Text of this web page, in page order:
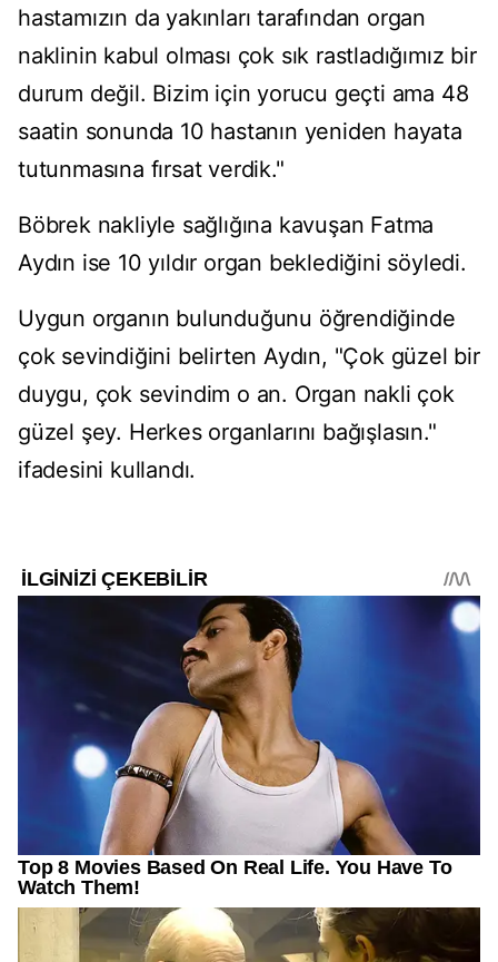
hastamızın da yakınları tarafından organ
naklinin kabul olması çok sık rastladığımız bir
durum değil. Bizim için yorucu geçti ama 48
saatin sonunda 10 hastanın yeniden hayata
tutunmasına fırsat verdik."
Böbrek nakliyle sağlığına kavuşan Fatma
Aydın ise 10 yıldır organ beklediğini söyledi.
Uygun organın bulunduğunu öğrendiğinde
çok sevindiğini belirten Aydın, "Çok güzel bir
duygu, çok sevindim o an. Organ nakli çok
güzel şey. Herkes organlarını bağışlasın."
ifadesini kullandı.